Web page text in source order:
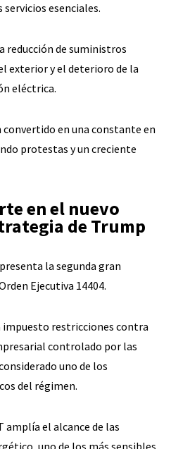
esenciales.
reducción de suministros
exterior y el deterioro de la
eléctrica.
convertido en una constante en
protestas y un creciente
en el nuevo
de Trump
la segunda gran
Ejecutiva 14404.
impuesto restricciones contra
controlado por las
uno de los
del régimen.
amplía el alcance de las